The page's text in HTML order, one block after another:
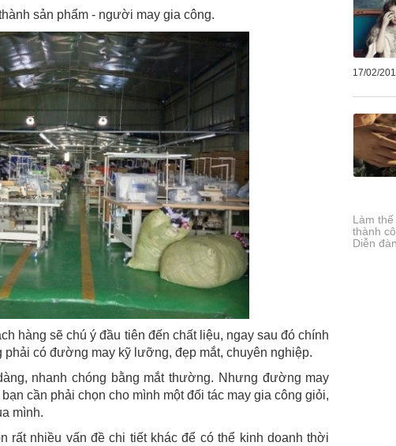
sản phẩm - người may gia công.
hàng sẽ chú ý đầu tiên đến chất liệu, ngay sau đó chính
có đường may kỹ lưỡng, đẹp mắt, chuyên nghiệp.
nhanh chóng bằng mắt thường. Nhưng đường may
cần phải chọn cho mình một đối tác may gia công giỏi,
mình.
rất nhiều vấn đề chi tiết khác để có thể kinh doanh thời
17/02/
Làm
thành
Diễn